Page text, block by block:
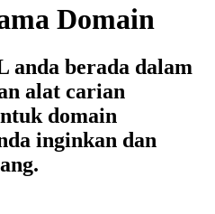
Domain
anda berada dalam
alat carian
domain
inginkan dan